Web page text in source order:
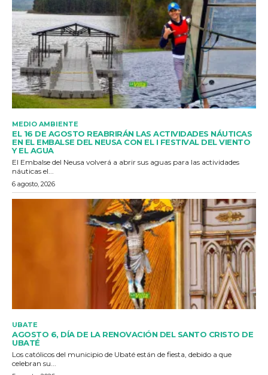
MEDIO AMBIENTE
EL 16 DE AGOSTO REABRIRÁN LAS ACTIVIDADES NÁUTICAS
EN EL EMBALSE DEL NEUSA CON EL I FESTIVAL DEL VIENTO
Y EL AGUA
El Embalse del Neusa volverá a abrir sus aguas para las actividades
náuticas el...
6 agosto, 2026
UBATE
AGOSTO 6, DÍA DE LA RENOVACIÓN DEL SANTO CRISTO DE
UBATÉ
Los católicos del municipio de Ubaté están de fiesta, debido a que
celebran su...